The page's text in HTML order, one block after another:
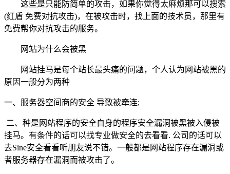
这些是只能防简单的攻击，如果你觉得太麻烦那可以搜索
(红盾 免费对抗攻击)，在被攻击时，找上面的技术员，那里有
免费帮你对抗攻击的服务。
网站为什么会被黑
网站挂马是每个站长最头痛的问题，个人认为网站被黑的
原因一般分为两种
一、服务器空间商的安全 导致被牵连;
二、种是网站程序的安全自身的程序安全漏洞被黑被入侵被
挂马。有条件的话可以找专业做安全的去看看. 公司的话可以
去Sine安全看看听朋友说不错。一般都是网站程序存在漏洞或
者服务器存在漏洞而被攻击了。